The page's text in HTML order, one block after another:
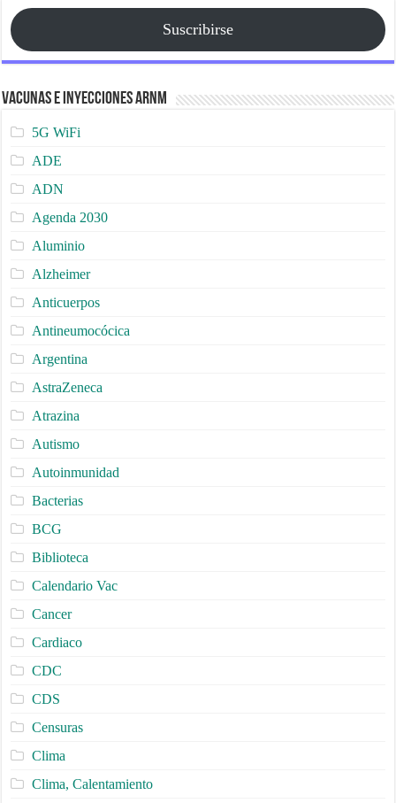
Suscribirse
Vacunas e Inyecciones ARNm
5G WiFi
ADE
ADN
Agenda 2030
Aluminio
Alzheimer
Anticuerpos
Antineumocócica
Argentina
AstraZeneca
Atrazina
Autismo
Autoinmunidad
Bacterias
BCG
Biblioteca
Calendario Vac
Cancer
Cardiaco
CDC
CDS
Censuras
Clima
Clima, Calentamiento